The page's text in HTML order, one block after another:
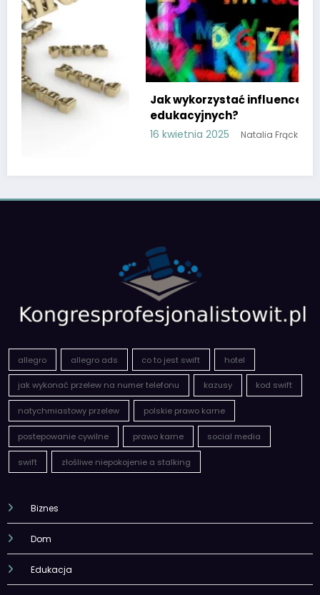
Jak wykorzystać influencerów w kampaniach
edukacyjnych?
Natalia Frąckowiak
jak wykonać przelew na numer telefonu
postepowanie cywilne prawo karne social media
złośliwe niepokojenie a stalking